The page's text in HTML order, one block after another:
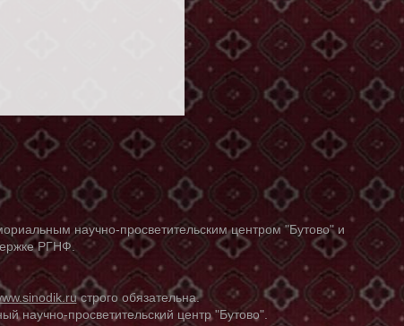
научно-просветительским центром "Бутово" и
РГНФ.
строго обязательна.
просветительский центр "Бутово".